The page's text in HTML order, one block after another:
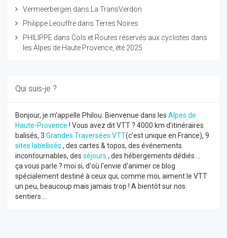
Vermeerbergen dans
La TransVerdon
Philippe Leouffre dans Terres Noires
PHILIPPE dans Cols et Routes réservés aux cyclistes dans
les Alpes de Haute Provence, été 2025
Qui suis-je ?
Bonjour, je m'appelle Philou. Bienvenue dans les Alpes de
Haute-Provence ! Vous avez dit VTT ? 4000 km d'itinéraires
balisés, 3 Grandes Traversées VTT(c'est unique en France), 9
sites labellisés , des cartes & topos, des événements
incontournables, des séjours , des hébergements dédiés ...
ça vous parle ? moi si, d'où l'envie d'animer ce blog
spécialement destiné à ceux qui, comme moi, aiment le VTT
un peu, beaucoup mais jamais trop ! A bientôt sur nos
sentiers ...